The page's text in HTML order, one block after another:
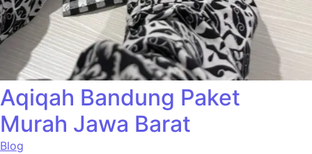
Aqiqah Bandung Paket
Murah Jawa Barat
Blog